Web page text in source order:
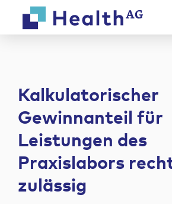
Weiter
zum
Weiter
zur
Unsere Produkte
Modulares Factoring
Abrechnung
Co-Evolution
Digitale Services
Online-Anamnese
Ratenzahlungsrechner
Unternehmen
Kalkulatorischer
Gewinnanteil für
Leistungen des
Praxislabors
zulässig